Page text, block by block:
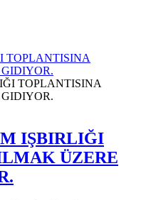
TOPLANTISINA
IŞBIRLIĞI
ÜZERE